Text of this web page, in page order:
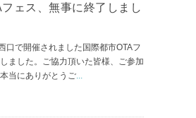
ェス、無事に終了しまし
口で開催されました国際都市OTAフ
ました。ご協力頂いた皆様、ご参加
当にありがとうご